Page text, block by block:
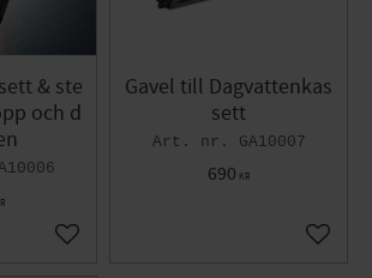
& ste
och d
Lägg till i favoriter
Gavel till Dagvattenkas
sett
GA10007
690 KR
Lägg